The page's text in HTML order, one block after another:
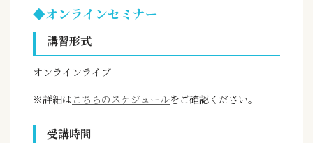
◆オンラインセミナー
講習形式
オンラインライブ
※詳細は こちらのスケジュールをご確認ください。
受講時間